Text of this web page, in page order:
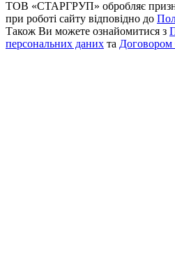
ТОВ «СТАРГРУП» обробляє
при роботі сайту відповідно до
Також Ви можете ознайомитися з
персональних даних та